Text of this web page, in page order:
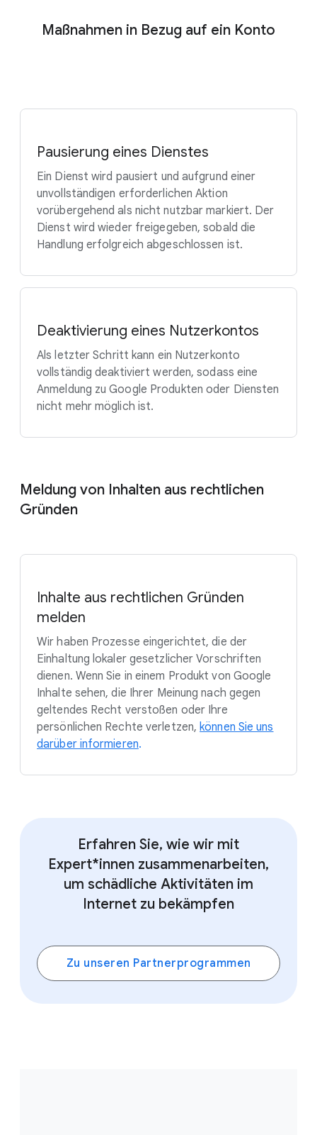
Maßnahmen in Bezug auf ein Konto
Pausierung eines Dienstes
Ein Dienst wird pausiert und aufgrund einer
unvollständigen erforderlichen Aktion
vorübergehend als nicht nutzbar markiert. Der
Dienst wird wieder freigegeben, sobald die
Handlung erfolgreich abgeschlossen ist.
Deaktivierung eines Nutzerkontos
Als letzter Schritt kann ein Nutzerkonto
vollständig deaktiviert werden, sodass eine
Anmeldung zu Google Produkten oder Diensten
nicht mehr möglich ist.
Meldung von Inhalten aus rechtlichen
Gründen
Inhalte aus rechtlichen Gründen
melden
Wir haben Prozesse eingerichtet, die der
Einhaltung lokaler gesetzlicher Vorschriften
dienen. Wenn Sie in einem Produkt von Google
Inhalte sehen, die Ihrer Meinung nach gegen
geltendes Recht verstoßen oder Ihre
persönlichen Rechte verletzen,können Sie uns
darüber informieren.
Erfahren Sie, wie wir mit
Expert*innen zusammenarbeiten,
um schädliche Aktivitäten im
Internet zu bekämpfen
Zu unseren Partnerprogrammen